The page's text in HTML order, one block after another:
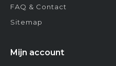
FAQ & Contact
Sitemap
Mijn account